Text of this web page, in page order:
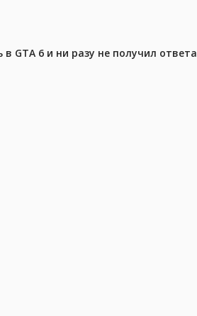
GTA 6 и ни разу не получил ответа